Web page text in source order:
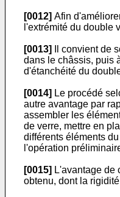
[0012] Afin
l'extrémité du double
[0013]
Il convient de
dans le châssis, puis
d'étanchéité du
[0014] Le procédé
autre avantage par
assembler les
de verre, mettre en
différents éléments
l'opération
[0015] L'avantage de
obtenu, dont la